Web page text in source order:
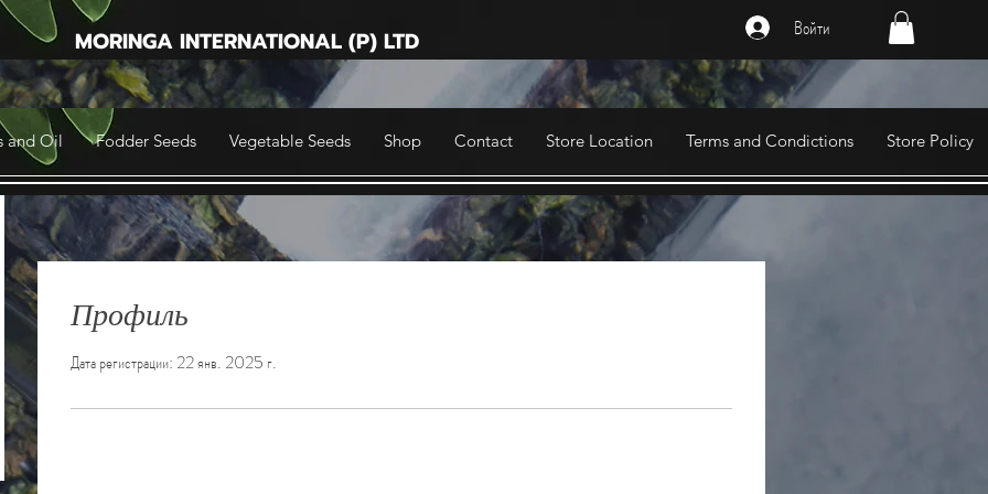
Войти
MORINGA INTERNATIONAL (P) LTD
and Oil Fodder Seeds Vegetable Seeds Shop Contact Store Location Terms and Condictions Store Policy
Профиль
Дата регистрации: 22 янв. 2025 г.